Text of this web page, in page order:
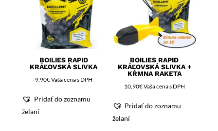
BOILIES RAPID
KRÁĽOVSKÁ SLIVKA
9,90€Vaša cena s DPH
Pridať do zoznamu
želaní
BOILIES RAPID
KRÁĽOVSKÁ SLIVKA +
KŔMNA RAKETA
10,90€Vaša cena s DPH
Pridať do zoznamu
želaní